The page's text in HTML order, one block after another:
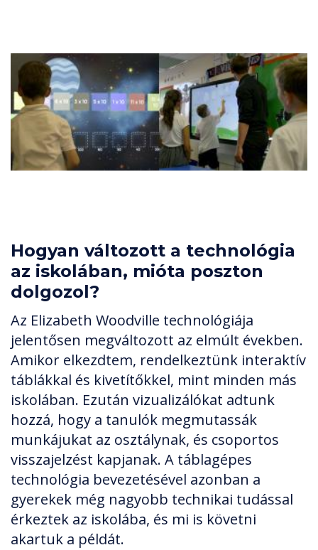
Hogyan változott a technológia
az iskolában, mióta poszton
dolgozol?
Az Elizabeth Woodville technológiája
jelentősen megváltozott az elmúlt években.
Amikor elkezdtem, rendelkeztünk interaktív
táblákkal és kivetítőkkel, mint minden más
iskolában. Ezután vizualizálókat adtunk
hozzá, hogy a tanulók megmutassák
munkájukat az osztálynak, és csoportos
visszajelzést kapjanak. A táblagépes
technológia bevezetésével azonban a
gyerekek még nagyobb technikai tudással
érkeztek az iskolába, és mi is követni
akartuk a példát.